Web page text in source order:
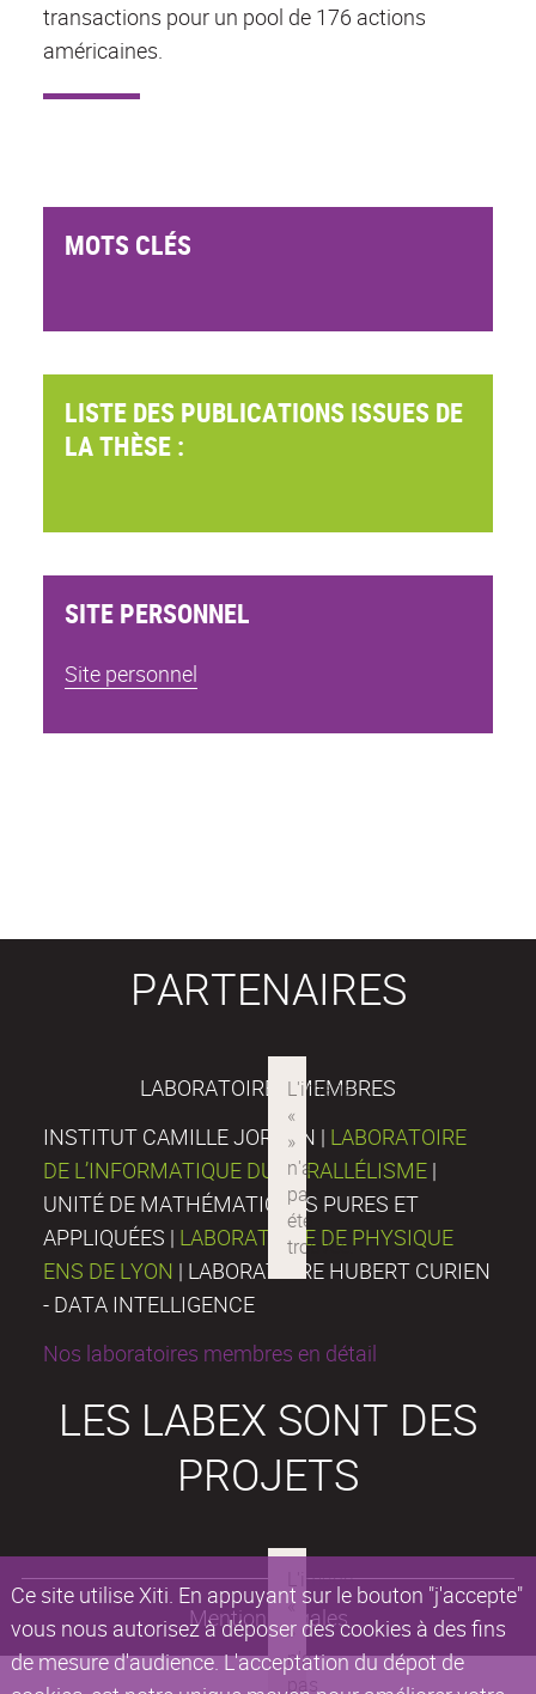
Ce site utilise Xiti. En appuyant sur le bouton "j'accepte"
vous nous autorisez à déposer des cookies à des fins
de mesure d'audience. L'acceptation du dépot de
transactions pour un pool de 176 actions
américaines.
MOTS CLÉS
LISTE DES PUBLICATIONS ISSUES DE
LA THÈSE :
SITE PERSONNEL
Site personnel
PARTENAIRES
LABORATOIRES MEMBRES
INSTITUT CAMILLE JORDAN | LABORATOIRE
DE L’INFORMATIQUE DU PARALLÉLISME |
UNITÉ DE MATHÉMATIQUES PURES ET
APPLIQUÉES | LABORATOIRE DE PHYSIQUE
ENS DE LYON | LABORATOIRE HUBERT CURIEN
- DATA INTELLIGENCE
Nos laboratoires membres en détail
LES LABEX SONT DES
PROJETS
Mentions légales